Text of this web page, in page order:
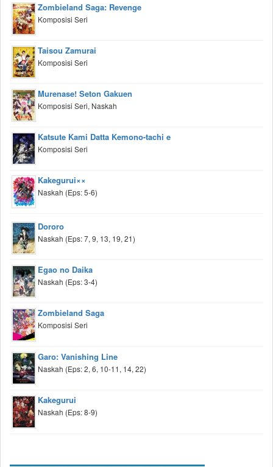
Zombieland Saga: Revenge
Komposisi Seri
Taisou Zamurai
Komposisi Seri
Murenase! Seton Gakuen
Komposisi Seri, Naskah
Katsute Kami Datta Kemono-tachi e
Komposisi Seri
Kakegurui××
Naskah (Eps: 5-6)
Dororo
Naskah (Eps: 7, 9, 13, 19, 21)
Egao no Daika
Naskah (Eps: 3-4)
Zombieland Saga
Komposisi Seri
Garo: Vanishing Line
Naskah (Eps: 2, 6, 10-11, 14, 22)
Kakegurui
Naskah (Eps: 8-9)